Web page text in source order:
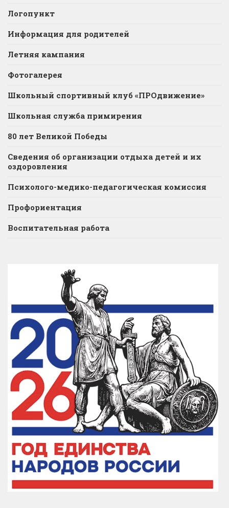
Логопункт
Информация для родителей
Летняя кампания
Фотогалерея
Школьный спортивный клуб «ПРОдвижение»
Школьная служба примирения
80 лет Великой Победы
Сведения об организации отдыха детей и их
оздоровления
Психолого-медико-педагогическая комиссия
Профориентация
Воспитательная работа